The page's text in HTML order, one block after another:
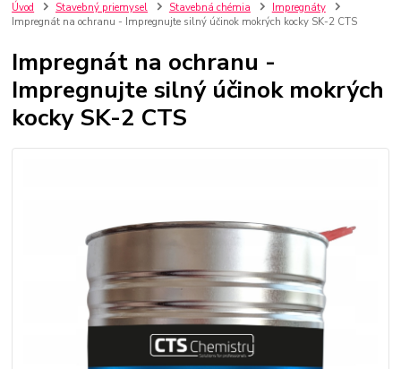
Úvod Stavebný priemysel Stavebná chémia
Impregnáty
Impregnát na ochranu - Impregnujte silný účinok mokrých kocky SK-2 CTS
Impregnát na ochranu -
Impregnujte silný účinok mokrých
kocky SK-2 CTS